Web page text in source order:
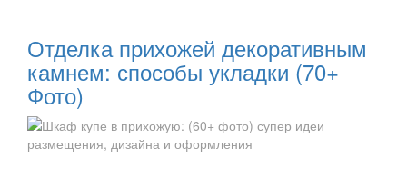
Отделка прихожей декоративным
камнем: способы укладки (70+
Фото)